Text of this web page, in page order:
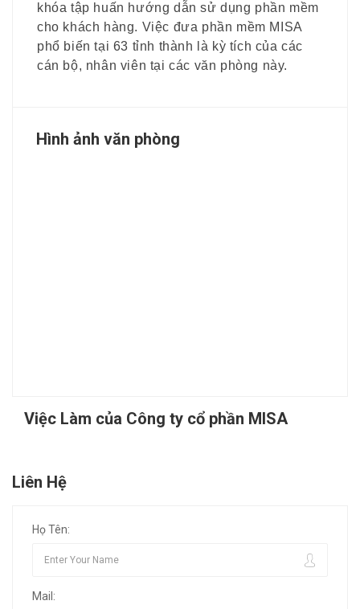
khóa tập huấn hướng dẫn sử dụng phần mềm
cho khách hàng. Việc đưa phần mềm MISA
phổ biến tại 63 tỉnh thành là kỳ tích của các
cán bộ, nhân viên tại các văn phòng này.
Hình ảnh văn phòng
Việc Làm của Công ty cổ phần MISA
Liên Hệ
Họ Tên:
Mail: